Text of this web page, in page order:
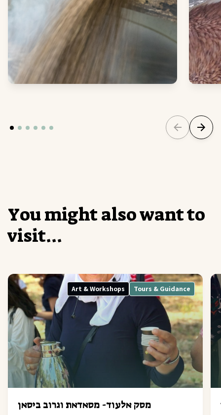
Youmightalsowantto
visit...
Art & Workshops Tours & Guidance
מסק אלעוד- מסאדאת וגרוב ביסאן